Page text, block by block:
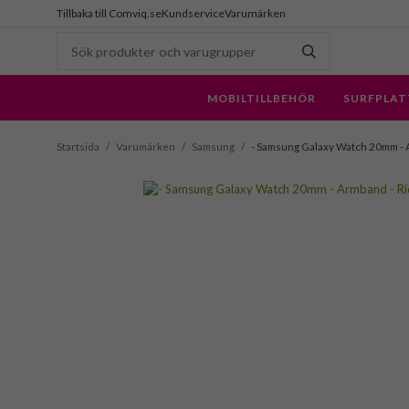
Tillbaka till Comviq.seKundserviceVarumärken
MOBILTILLBEHÖR
Startsida / Varumärken / Samsung / - Samsung Galaxy Watch 20mm